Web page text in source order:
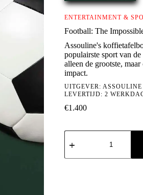
ENTERTAINMENT &
Football: The
Assouline's
populairste sport van
alleen de grootste,
impact.
UITGEVER: ASSOULINE
LEVERTIJD: 2
€1.400
Football:
The
Collection